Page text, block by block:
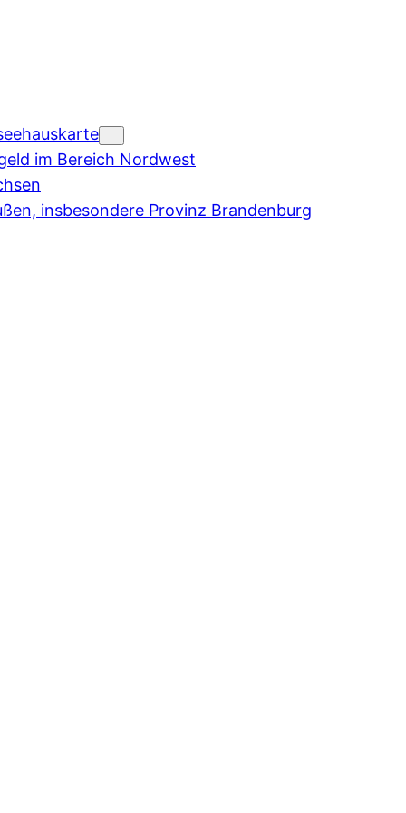
im Bereich Nordwest
insbesondere Provinz Brandenburg